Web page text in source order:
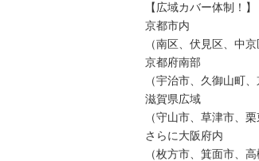
【広域カバー体制！】
京都市内
（南区、伏見区、中
京都府南部
（宇治市、久御山町
滋賀県広域
（守山市、草津市、
さらに大阪府内
（枚方市、箕面市、